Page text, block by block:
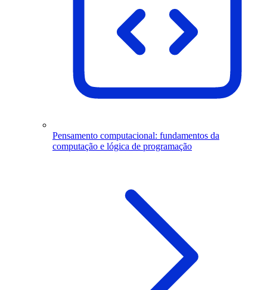
Pensamento computacional: fundamentos da
computação e lógica de programação